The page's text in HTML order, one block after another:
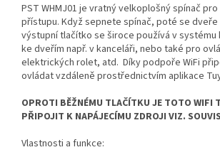
PST WHMJ01 je vratný velkoplošný spínač
přístupu. Když sepnete spínač, poté se
výstupní tlačítko se široce používá v
ke dveřím např. v kanceláři, nebo také pro
elektrických rolet, atd. Díky podpoře WiFi
ovládat vzdáleně prostřednictvím aplikace
OPROTI BĚŽNÉMU TLAČÍTKU JE TOTO WIFI
PŘIPOJIT K NAPÁJECÍMU ZDROJI VIZ.
Vlastnosti a funkce: